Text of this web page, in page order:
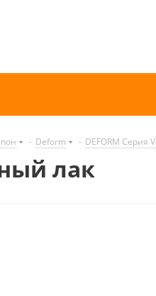
- Deform - DEFORM Серия V
лак